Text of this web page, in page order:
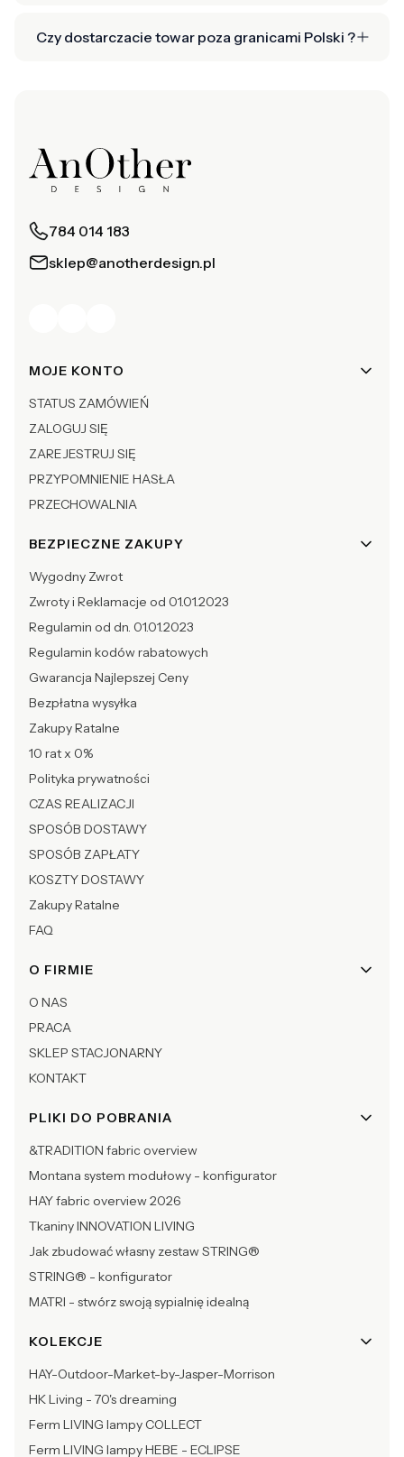
Czy dostarczacie towar poza granicami Polski ?
784 014 183
sklep@anotherdesign.pl
Linki w stopce
MOJE KONTO
STATUS ZAMÓWIEŃ
ZALOGUJ SIĘ
ZAREJESTRUJ SIĘ
PRZYPOMNIENIE HASŁA
PRZECHOWALNIA
BEZPIECZNE ZAKUPY
Wygodny Zwrot
Zwroty i Reklamacje od 01.01.2023
Regulamin od dn. 01.01.2023
Regulamin kodów rabatowych
Gwarancja Najlepszej Ceny
Bezpłatna wysyłka
Zakupy Ratalne
10 rat x 0%
Polityka prywatności
CZAS REALIZACJI
SPOSÓB DOSTAWY
SPOSÓB ZAPŁATY
KOSZTY DOSTAWY
Zakupy Ratalne
FAQ
O FIRMIE
O NAS
PRACA
SKLEP STACJONARNY
KONTAKT
PLIKI DO POBRANIA
&TRADITION fabric overview
Montana system modułowy - konfigurator
HAY fabric overview 2026
Tkaniny INNOVATION LIVING
Jak zbudować własny zestaw STRING®
STRING® - konfigurator
MATRI - stwórz swoją sypialnię idealną
KOLEKCJE
HAY-Outdoor-Market-by-Jasper-Morrison
HK Living - 70's dreaming
Ferm LIVING lampy COLLECT
Ferm LIVING lampy HEBE - ECLIPSE